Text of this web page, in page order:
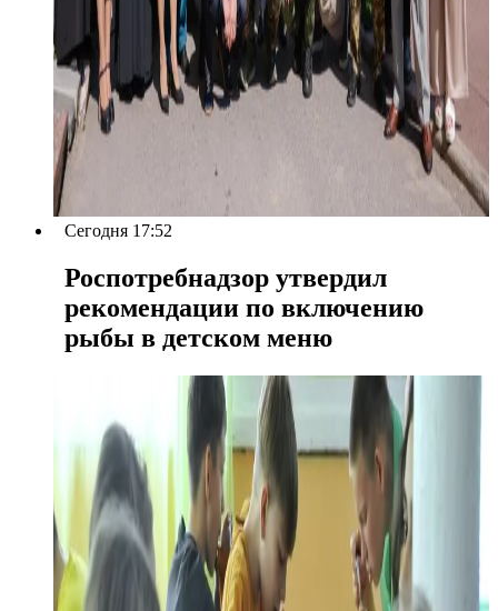
Сегодня 17:52
Роспотребнадзор утвердил
рекомендации по включению
рыбы в детском меню